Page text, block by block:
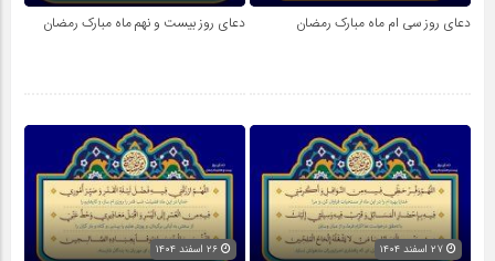
دعای روز سی ام ماه مبارک رمضان دعای روز بیست و نهم ماه مبارک رمضان
۲۷ اسفند ۱۴۰۴